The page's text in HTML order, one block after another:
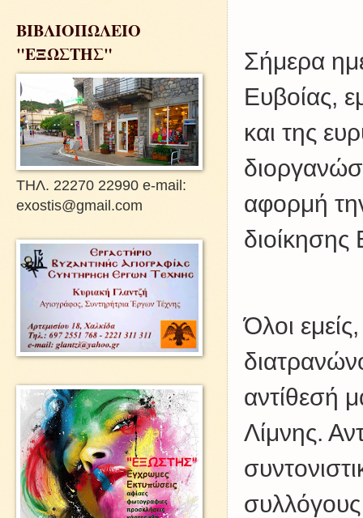
Σήμερα
Ευβοίας,
και της
αφορμή
Όλοι
αντίθεσή
Λίμνης.
συλλόγους
ΒΙΒΛΙΟΠΩΛΕΙΟ
"ΕΞΩΣΤΗΣ"
ΤΗΛ. 22270 22990 e-mail:
exostis@gmail.com